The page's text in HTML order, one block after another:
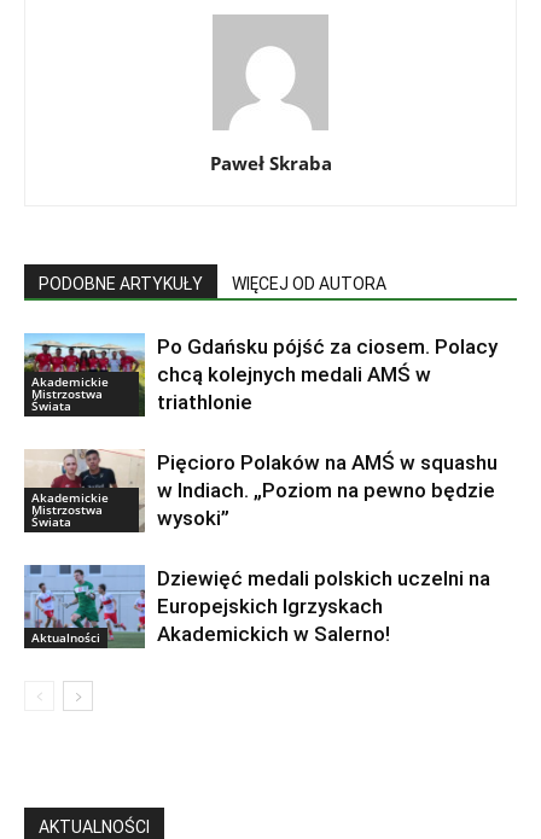
Paweł Skraba
PODOBNE ARTYKUŁY WIĘCEJ OD AUTORA
Akademickie
Mistrzostwa
Świata
Po Gdańsku pójść za ciosem. Polacy
chcą kolejnych medali AMŚ w
triathlonie
Akademickie
Mistrzostwa
Świata
Pięcioro Polaków na AMŚ w squashu
w Indiach. „Poziom na pewno będzie
wysoki”
Aktualności
Dziewięć medali polskich uczelni na
Europejskich Igrzyskach
Akademickich w Salerno!
AKTUALNOŚCI